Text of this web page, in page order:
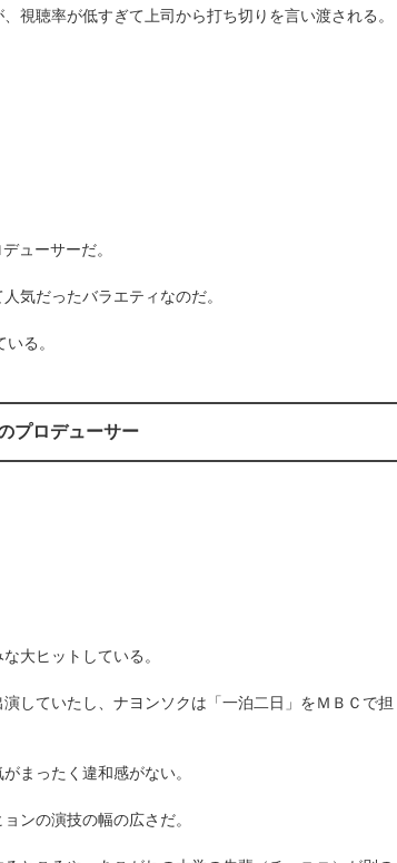
視聴率が低すぎて上司から打ち切りを言い渡される。
ューサーだ。
気だったバラエティなのだ。
る。
プロデューサー
大ヒットしている。
していたし、ナヨンソクは「一泊二日」をＭＢＣで担
まったく違和感がない。
ンの演技の幅の広さだ。